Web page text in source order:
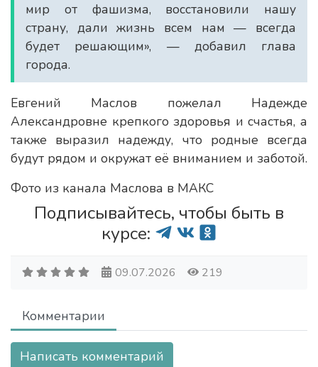
мир от фашизма, восстановили нашу
страну, дали жизнь всем нам — всегда
будет решающим», — добавил глава
города.
Евгений Маслов пожелал Надежде
Александровне крепкого здоровья и счастья, а
также выразил надежду, что родные всегда
будут рядом и окружат её вниманием и заботой.
Фото из канала Маслова в МАКС
Подписывайтесь, чтобы быть в
курсе:
09.07.2026 219
Комментарии
Написать комментарий